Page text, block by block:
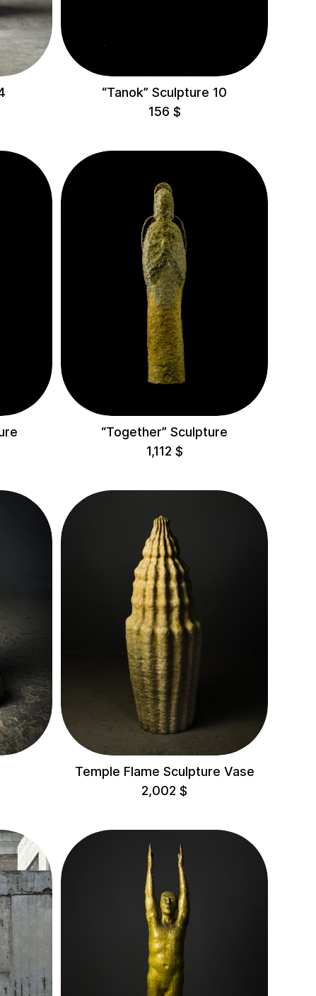
“Tanok” Sculpture 10
156 $
“Together” Sculpture
1,112 $
Temple Flame Sculpture Vase
2,002$